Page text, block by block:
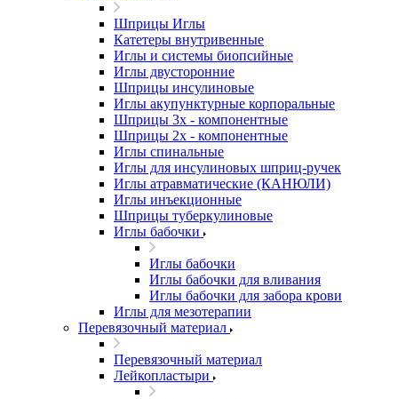
Шприцы Иглы
Катетеры внутривенные
Иглы и системы биопсийные
Иглы двусторонние
Шприцы инсулиновые
Иглы акупунктурные корпоральные
Шприцы 3х - компонентные
Шприцы 2х - компонентные
Иглы спинальные
Иглы для инсулиновых шприц-ручек
Иглы атравматические (КАНЮЛИ)
Иглы инъекционные
Шприцы туберкулиновые
Иглы бабочки
Иглы бабочки
Иглы бабочки для вливания
Иглы бабочки для забора крови
Иглы для мезотерапии
Перевязочный материал
Перевязочный материал
Лейкопластыри